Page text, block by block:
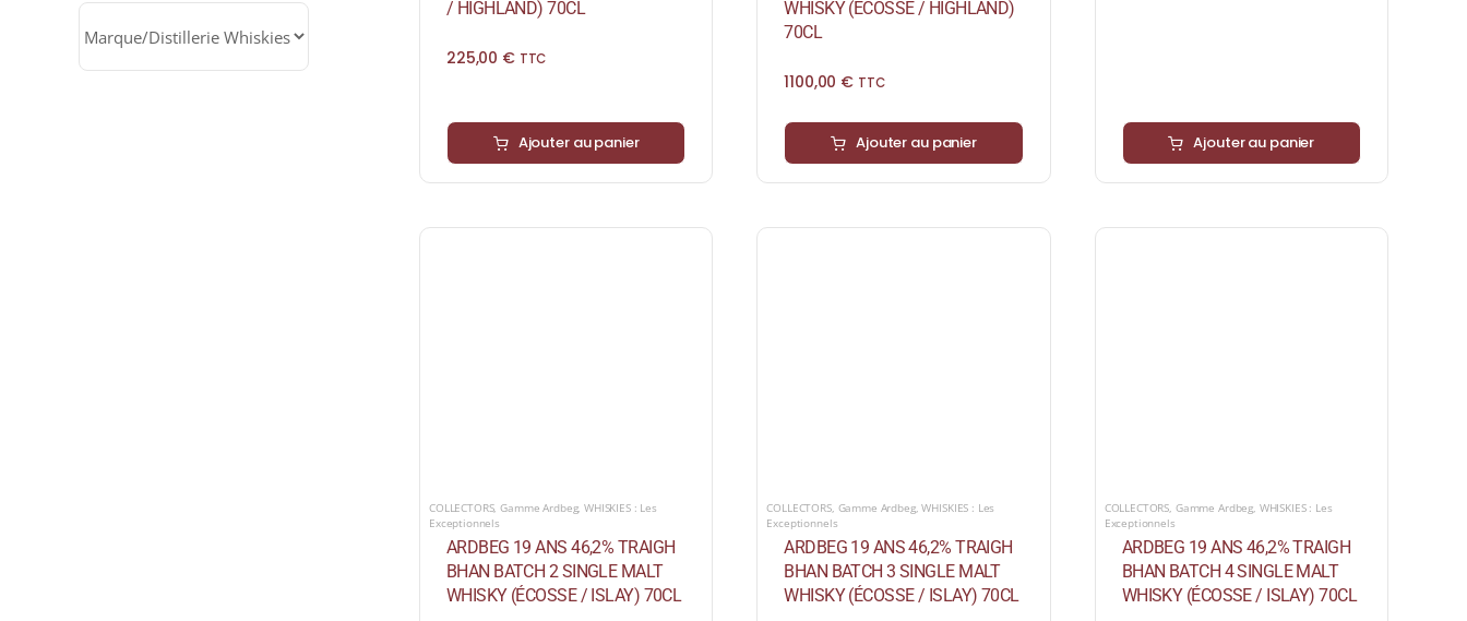
/ HIGHLAND) 70CL
225,00 € TTC
Ajouter au panier
WHISKY (ÉCOSSE / HIGHLAND)
70CL
1100,00 € TTC
Ajouter au panier Ajouter au panier
COLLECTORS,Gamme Ardbeg,WHISKIES : Les
Exceptionnels
ARDBEG 19 ANS 46,2% TRAIGH
BHAN BATCH 2 SINGLE MALT
WHISKY (ÉCOSSE / ISLAY) 70CL
COLLECTORS, Gamme Ardbeg,WHISKIES : Les
Exceptionnels
ARDBEG 19 ANS 46,2% TRAIGH
BHAN BATCH 3 SINGLE MALT
WHISKY (ÉCOSSE / ISLAY) 70CL
COLLECTORS, Gamme Ardbeg, WHISKIES : Les
Exceptionnels
ARDBEG 19 ANS 46,2% TRAIGH
BHAN BATCH 4 SINGLE MALT
WHISKY (ÉCOSSE / ISLAY) 70CL